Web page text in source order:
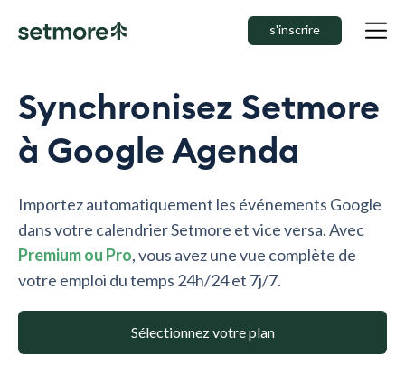
s'inscrire
Synchronisez Setmore
à Google Agenda
Importez automatiquement les événements Google
dans votre calendrier Setmore et vice versa. Avec
Premium ou Pro, vous avez une vue complète de
votre emploi du temps 24h/24 et 7j/7.
Sélectionnez votre plan